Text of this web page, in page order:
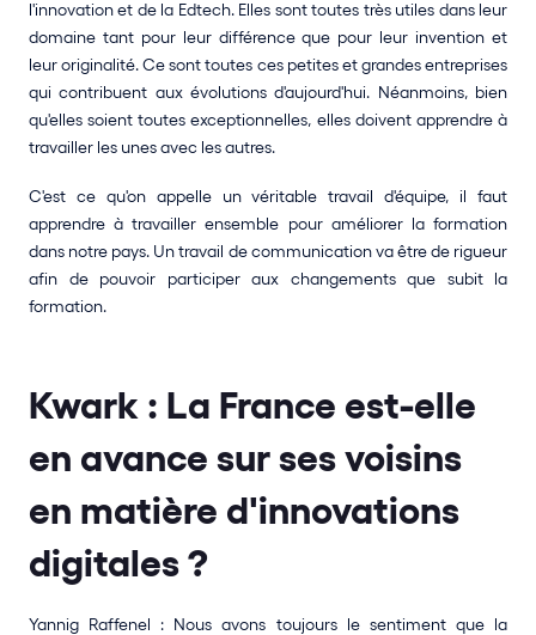
l'innovation et de la Edtech. Elles sont toutes très utiles dans leur
domaine tant pour leur différence que pour leur invention et
leur originalité. Ce sont toutes ces petites et grandes entreprises
qui contribuent aux évolutions d'aujourd'hui. Néanmoins, bien
qu'elles soient toutes exceptionnelles, elles doivent apprendre à
travailler les unes avec les autres.
C'est ce qu'on appelle un véritable travail d'équipe, il faut
apprendre à travailler ensemble pour améliorer la formation
dans notre pays. Un travail de communication va être de rigueur
afin de pouvoir participer aux changements que subit la
formation.
Kwark : La France est-elle
en avance sur ses voisins
en matière d'innovations
digitales ?
Yannig Raffenel : Nous avons toujours le sentiment que la